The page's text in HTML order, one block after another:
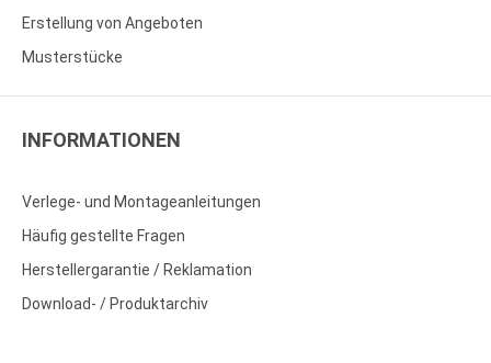
Erstellung von Angeboten
Musterstücke
INFORMATIONEN
Verlege- und Montageanleitungen
Häufig gestellte Fragen
Herstellergarantie / Reklamation
Download- / Produktarchiv